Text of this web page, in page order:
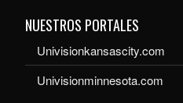
NUESTROS PORTALES
Univisionkansascity.com
Univisionminnesota.com